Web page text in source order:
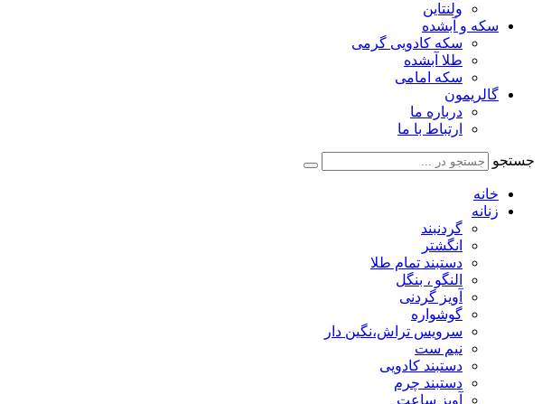
ولنتاین
سکه و آبشده
سکه کادویی گرمی
طلا آبشده
سکه امامی
گالریمون
درباره ما
ارتباط با ما
جستجو
خانه
زنانه
گردنبند
انگشتر
دستبند تمام طلا
النگو ، بنگل
آویز گردنی
گوشواره
سرویس تراش،نگین دار
نیم ست
دستبند کادویی
دستبند چرم
آویز ساعت